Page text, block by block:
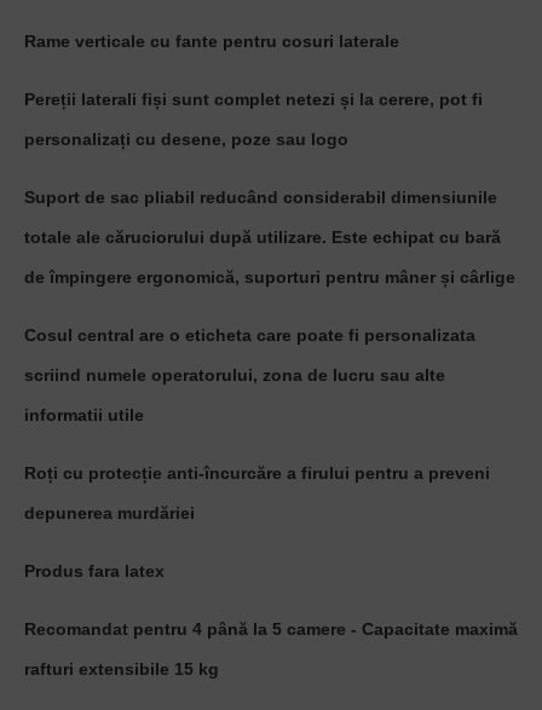
Rame verticale cu fante pentru cosuri laterale
Pereții laterali fiși sunt complet netezi și la cerere, pot fi
personalizați cu desene, poze sau logo
Suport de sac pliabil reducând considerabil dimensiunile
totale ale căruciorului după utilizare. Este echipat cu bară
de împingere ergonomică, suporturi pentru mâner și cârlige
Cosul central are o eticheta care poate fi personalizata
scriind numele operatorului, zona de lucru sau alte
informatii utile
Roți cu protecție anti-încurcăre a firului pentru a preveni
depunerea murdăriei
Produs fara latex
Recomandat pentru 4 până la 5 camere - Capacitate maximă
rafturi extensibile 15 kg